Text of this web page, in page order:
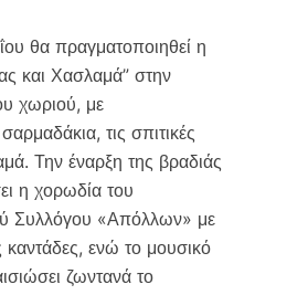
θα πραγματοποιηθεί η
και Χασλαμά” στην
χωριού, με
τις σπιτικές
Την έναρξη της βραδιάς
η χορωδία του
Συλλόγου «Απόλλων» με
καντάδες, ενώ το μουσικό
ζωντανά το